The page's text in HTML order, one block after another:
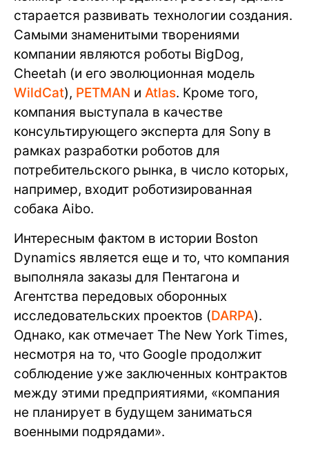
старается развивать технологии создания.
Самыми знаменитыми творениями
компании являются роботы BigDog,
Cheetah (и его эволюционная модель
WildCat), PETMAN и Atlas. Кроме того,
компания выступала в качестве
консультирующего эксперта для Sony в
рамках разработки роботов для
потребительского рынка, в число которых,
например, входит роботизированная
собака Aibo.
Интересным фактом в истории Boston
Dynamics является еще и то, что компания
выполняла заказы для Пентагона и
Агентства передовых оборонных
исследовательских проектов (DARPA).
Однако, как отмечает The New York Times,
несмотря на то, что Google продолжит
соблюдение уже заключенных контрактов
между этими предприятиями, «компания
не планирует в будущем заниматься
военными подрядами».